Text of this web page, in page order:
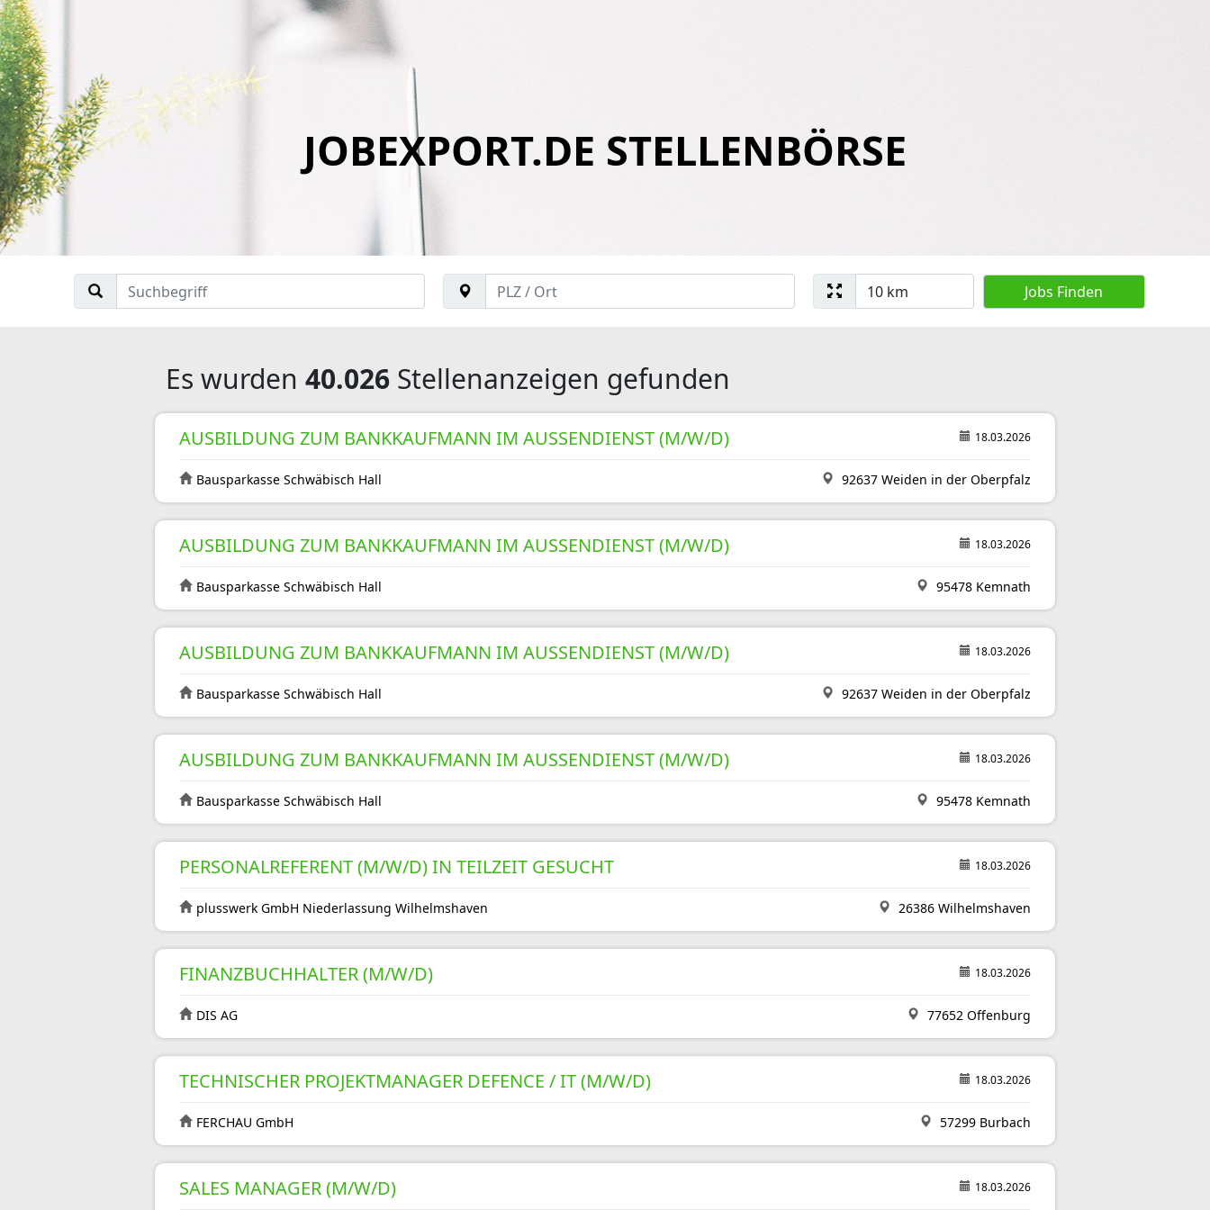
JOBEXPORT.DE STELLENBÖRSE
Es wurden 40.026 Stellenanzeigen gefunden
AUSBILDUNG ZUM BANKKAUFMANN IM AUSSENDIENST (M/W/D) 18.03.2026
Bausparkasse Schwäbisch Hall 92637 Weiden in der Oberpfalz
AUSBILDUNG ZUM BANKKAUFMANN IM AUSSENDIENST (M/W/D) 18.03.2026
Bausparkasse Schwäbisch Hall 95478 Kemnath
AUSBILDUNG ZUM BANKKAUFMANN IM AUSSENDIENST (M/W/D) 18.03.2026
Bausparkasse Schwäbisch Hall 92637 Weiden in der Oberpfalz
AUSBILDUNG ZUM BANKKAUFMANN IM AUSSENDIENST (M/W/D) 18.03.2026
Bausparkasse Schwäbisch Hall 95478 Kemnath
PERSONALREFERENT (M/W/D) IN TEILZEIT GESUCHT 18.03.2026
plusswerk GmbH Niederlassung Wilhelmshaven 26386 Wilhelmshaven
FINANZBUCHHALTER (M/W/D) 18.03.2026
DIS AG 77652 Offenburg
TECHNISCHER PROJEKTMANAGER DEFENCE / IT (M/W/D) 18.03.2026
FERCHAU GmbH 57299 Burbach
SALES MANAGER (M/W/D) 18.03.2026